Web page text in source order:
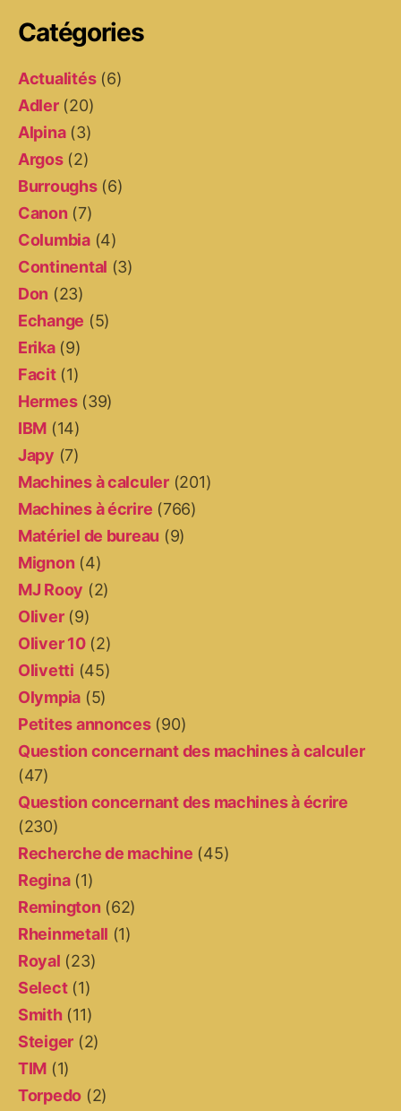
Catégories
Actualités(6)
Adler(20)
Alpina(3)
Argos(2)
Burroughs(6)
Canon (7)
Columbia(4)
Continental (3)
Don (23)
Echange (5)
Erika(9)
Facit(1)
Hermes(39)
IBM (14)
Japy (7)
Machines à calculer(201)
Machines à écrire (766)
Matériel de bureau (9)
Mignon (4)
MJ Rooy (2)
Oliver(9)
Oliver 10(2)
Olivetti (45)
Olympia (5)
Petites annonces(90)
Question concernant des machines à calculer
(47)
Question concernant des machines à écrire
(230)
Recherche de machine (45)
Regina(1)
Remington (62)
Rheinmetall (1)
Royal (23)
Select(1)
Smith(11)
Steiger (2)
TIM (1)
Torpedo (2)